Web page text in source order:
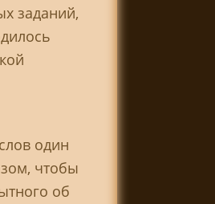
заданий,
один
чтобы
об